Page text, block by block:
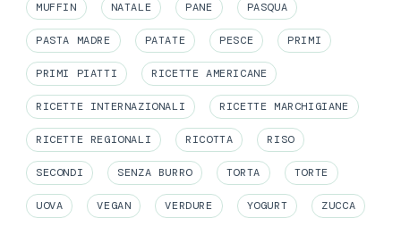
MUFFIN NATALE PANE PASQUA
PASTA MADRE PATATE PESCE PRIMI
PRIMI PIATTI RICETTE AMERICANE
RICETTE INTERNAZIONALI RICETTE MARCHIGIANE
RICETTE REGIONALI RICOTTA RISO
SECONDI SENZA BURRO TORTA TORTE
UOVA VEGAN VERDURE YOGURT ZUCCA